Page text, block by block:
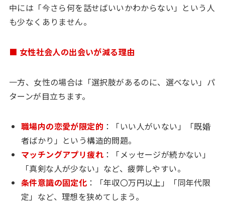
中には「今さら何を話せばいいかわからない」という人
も少なくありません。
■ 女性社会人の出会いが減る理由
一方、女性の場合は「選択肢があるのに、選べない」パ
ターンが目立ちます。
職場内の恋愛が限定的：「いい人がいない」「既婚
者ばかり」という構造的問題。
マッチングアプリ疲れ：「メッセージが続かない」
「真剣な人が少ない」など、疲弊しやすい。
条件意識の固定化 ：「年収〇万円以上」「同年代限
定」など、理想を狭めてしまう。